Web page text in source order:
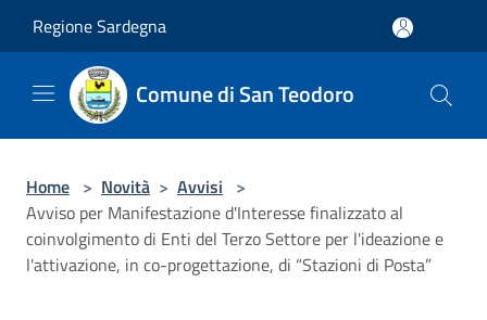
Regione Sardegna
Comune di San Teodoro
Home > Novità > Avvisi >
Avviso per Manifestazione d'Interesse finalizzato al
coinvolgimento di Enti del Terzo Settore per l'ideazione e
l'attivazione, in co-progettazione, di “Stazioni di Posta”